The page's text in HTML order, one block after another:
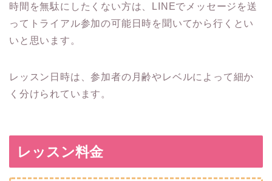
時間を無駄にしたくない方は、LINEでメッセージを送
ってトライアル参加の可能日時を聞いてから行くとい
いと思います。
レッスン日時は、参加者の月齢やレベルによって細か
く分けられています。
レッスン料金